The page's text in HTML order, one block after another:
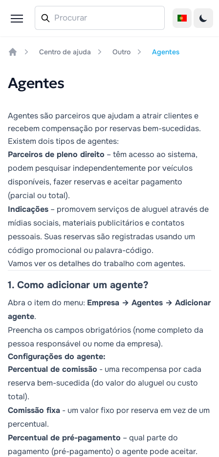
Centro de ajuda Outro Agentes
Agentes
Agentes são parceiros que ajudam a atrair clientes e
recebem compensação por reservas bem-sucedidas.
Existem dois tipos de agentes:
Parceiros de pleno direito – têm acesso ao sistema,
podem pesquisar independentemente por veículos
disponíveis, fazer reservas e aceitar pagamento
(parcial ou total).
Indicações – promovem serviços de aluguel através de
mídias sociais, materiais publicitários e contatos
pessoais. Suas reservas são registradas usando um
código promocional ou palavra-código.
Vamos ver os detalhes do trabalho com agentes.
1. Como adicionar um agente?
Abra o item do menu: Empresa → Agentes → Adicionar
agente.
Preencha os campos obrigatórios (nome completo da
pessoa responsável ou nome da empresa).
Configurações do agente:
Percentual de comissão - uma recompensa por cada
reserva bem-sucedida (do valor do aluguel ou custo
total).
Comissão fixa - um valor fixo por reserva em vez de um
percentual.
Percentual de pré-pagamento – qual parte do
pagamento (pré-pagamento) o agente pode aceitar.